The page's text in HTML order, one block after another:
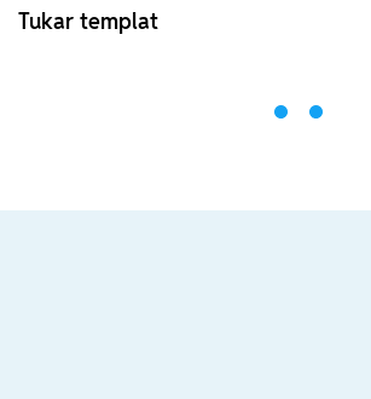
Tukar templat